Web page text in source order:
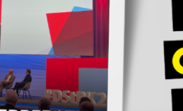
auf dem
2026